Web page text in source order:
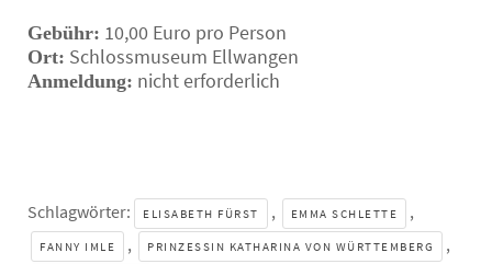
Gebühr: 10,00 Euro pro Person
Ort: Schlossmuseum Ellwangen
Anmeldung: nicht erforderlich
Schlagwörter: ELISABETH FÜRST , EMMA SCHLETTE ,
FANNY IMLE , PRINZESSIN KATHARINA VON WÜRTTEMBERG ,